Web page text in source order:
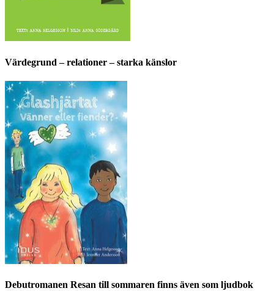
Värdegrund – relationer – starka känslor
Debutromanen Resan till sommaren finns även som ljudbok